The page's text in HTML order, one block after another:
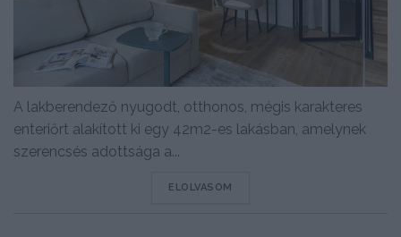
A lakberendező nyugodt, otthonos, mégis karakteres
enteriőrt alakított ki egy 42m2-es lakásban, amelynek
szerencsés adottsága a...
ELOLVASOM